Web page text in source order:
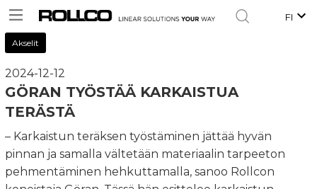
FI
Akselit
2024-12-12
GÖRAN TYÖSTÄÄ KARKAISTUA
TERÄSTÄ
– Karkaistun teräksen työstäminen jättää hyvän
pinnan ja samalla vältetään materiaalin tarpeeton
pehmentäminen hehkuttamalla, sanoo Rollcon